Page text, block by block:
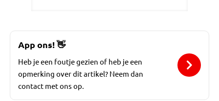
App ons! 👋
Heb je een foutje gezien of heb je een
opmerking over dit artikel? Neem dan
contact met ons op.